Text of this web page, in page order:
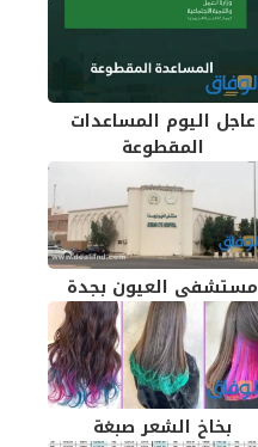
عاجل اليوم المساعدات
المقطوعة
مستشفى العيون بجدة
بخاخ الشعر صبغة